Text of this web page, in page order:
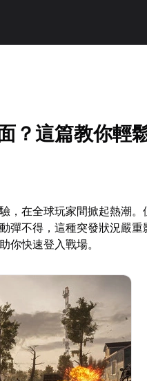
？這篇教你輕
，在全球玩家間掀起熱潮
彈不得，這種突發狀況嚴
你快速登入戰場。